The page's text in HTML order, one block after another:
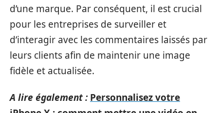
d’une marque. Par conséquent, il est crucial
pour les entreprises de surveiller et
d’interagir avec les commentaires laissés par
leurs clients afin de maintenir une image
fidèle et actualisée.
A lire également : Personnalisez votre